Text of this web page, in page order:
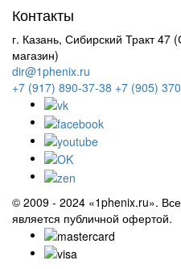
Контакты
г. Казань, Сибирский Тракт 47
магазин)
dir@1phenix.ru
+7 (917) 890-37-38 +7 (905)
© 2009 - 2024 «1phenix.ru».
является публичной офертой.